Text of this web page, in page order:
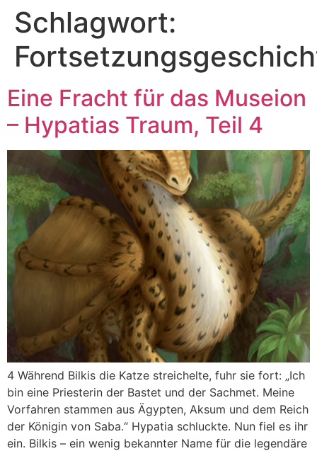
Schlagwort:
Eine Fracht für das Museion
– Hypatias Traum, Teil 4
4 Während Bilkis die Katze streichelte, fuhr sie fort: „Ich
bin eine Priesterin der Bastet und der Sachmet. Meine
Vorfahren stammen aus Ägypten, Aksum und dem Reich
der Königin von Saba.“ Hypatia schluckte. Nun fiel es ihr
ein. Bilkis – ein wenig bekannter Name für die legendäre